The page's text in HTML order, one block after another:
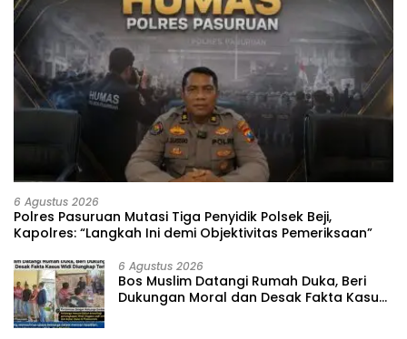
6 Agustus 2026
‎Polres Pasuruan Mutasi Tiga Penyidik Polsek Beji,
Kapolres: “Langkah Ini demi Objektivitas Pemeriksaan”
6 Agustus 2026
‎Bos Muslim Datangi Rumah Duka, Beri
Dukungan Moral dan Desak Fakta Kasus